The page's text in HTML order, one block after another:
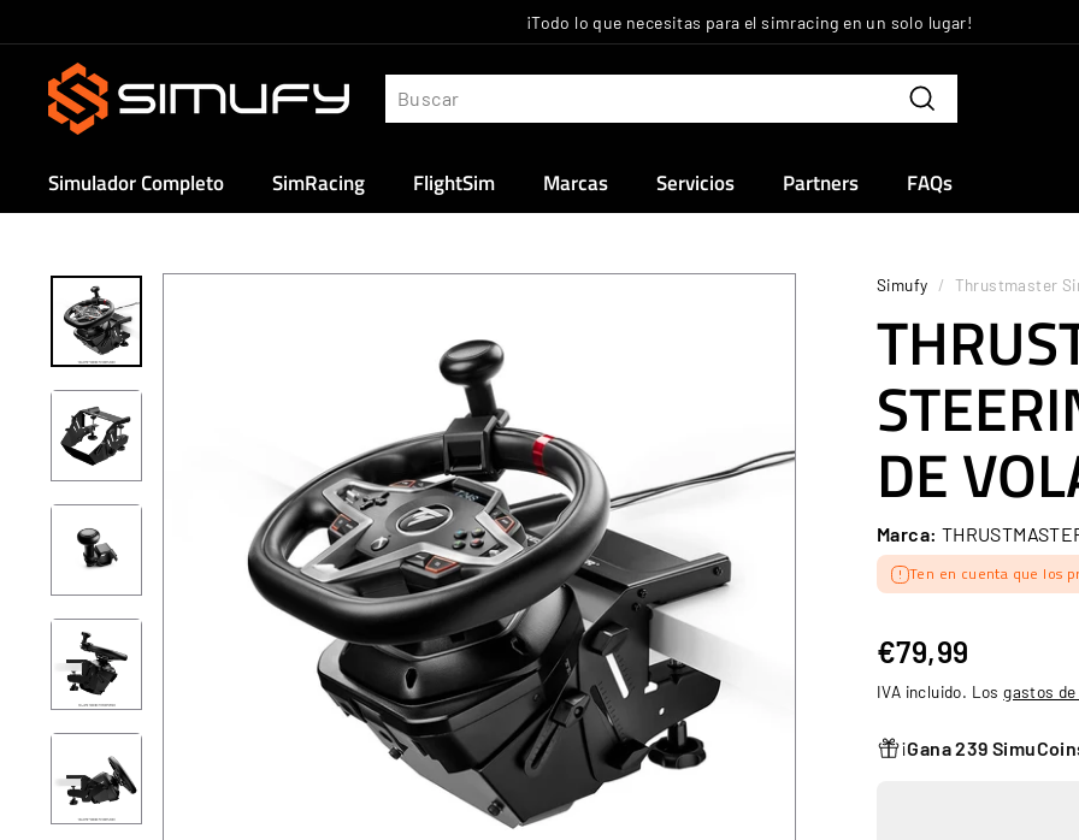
directamente
contenido
diapositivas
pausa
¡Todo lo que necesitas para el simracing en un solo lugar!
S
i
m
u
f
Buscar
Simulador Completo SimRacing FlightSim Marcas Servicios Partners FAQs
Simufy / Thrustmaster
DE
Marca:
Ten en cuenta que los
Precio
habitual
€79,99
IVA incluido. Losgastos de
¡Gana 239